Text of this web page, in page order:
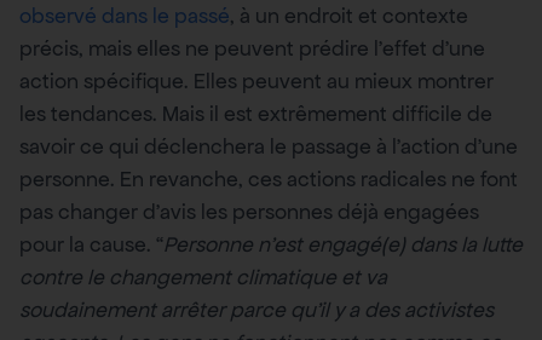
observé dans le passé, à un endroit et contexte
précis, mais elles ne peuvent prédire l’effet d’une
action spécifique. Elles peuvent au mieux montrer
les tendances. Mais il est extrêmement difficile de
savoir ce qui déclenchera le passage à l’action d’une
personne. En revanche, ces actions radicales ne font
pas changer d’avis les personnes déjà engagées
pour la cause. “Personne n’est engagé(e) dans la lutte
contre le changement climatique et va
soudainement arrêter parce qu’il y a des activistes